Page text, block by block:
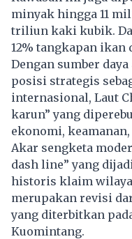
minyak hingga 11
triliun kaki kubik.
12% tangkapan
Dengan sumber
posisi strategis
internasional, Laut
karun” yang
ekonomi,
Akar sengketa
dash line” yang
historis klaim
merupakan revisi
yang diterbitkan
Kuomintang.